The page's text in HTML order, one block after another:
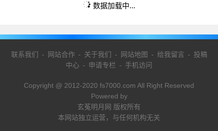
数据加载中...
联系我们 - 网站合作- 关于我们 - 网站地图 - 给我留言 - 投稿
中心 - 申请专栏 - 手机访问
Copyright @ 2012-2020 fs7000.com All Right Reserved
Powered by
玄菟明月网 版权所有
本网站独立运营，与任何机构无关